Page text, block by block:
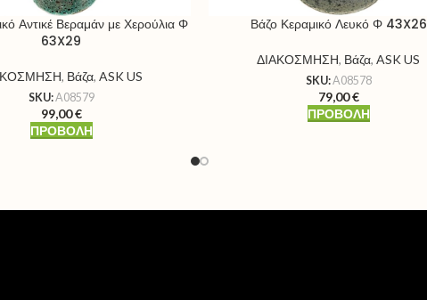
Αντικέ Βεραμάν με Χερούλια Φ
63X29
, Βάζα, ASK US
SKU:A08579
99,00€
ΠΡΟΒΟΛΉ
Βάζο Κεραμικό Λευκό Φ 43X26
ΔΙΑΚΟΣΜΗΣΗ, Βάζα, ASK US
SKU:A08578
79,00€
ΠΡΟΒΟΛΉ